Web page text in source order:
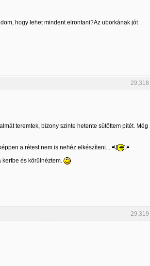
hogy lehet mindent elrontani?Az uborkának jót
29,318
teremtek, bizony szinte hetente sütöttem pitét. Még
a rétest nem is nehéz elkészíteni...
és körülnéztem.
29,319